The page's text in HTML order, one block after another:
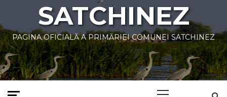
SATCHINEZ
PAGINA OFICIALĂ A PRIMĂRIEI COMUNEI SATCHINEZ